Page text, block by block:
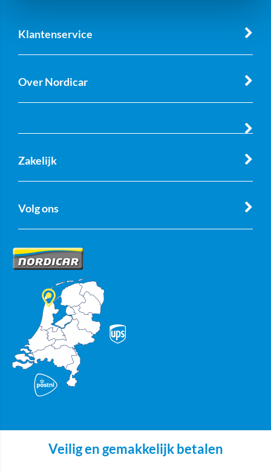
Klantenservice
Over Nordicar
Zakelijk
Volg ons
Veilig en gemakkelijk betalen